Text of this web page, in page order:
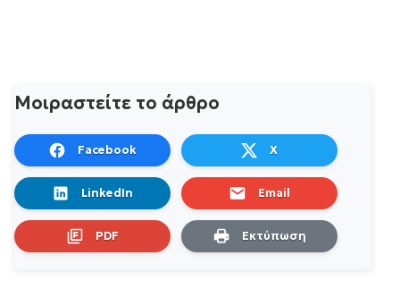
Μοιραστείτε το άρθρο
Facebook X
LinkedIn Email
PDF Εκτύπωση